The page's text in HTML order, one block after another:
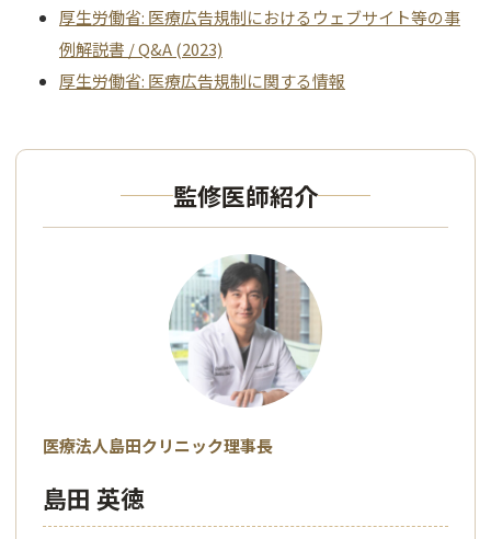
厚生労働省: 医療広告規制におけるウェブサイト等の事
例解説書 / Q&A (2023)
厚生労働省: 医療広告規制に関する情報
監修医師紹介
医療法人島田クリニック理事長
島田 英徳